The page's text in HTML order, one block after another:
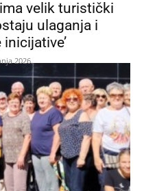
velik turistički
ulaganja i
2026.